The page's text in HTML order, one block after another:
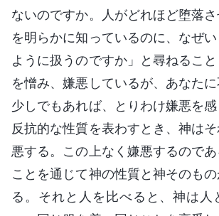
ないのですか。人がどれほど堕落
を明らかに知っているのに、なぜ
ように扱うのですか」と尋ねるこ
を憎み、嫌悪しているが、あなた
少しでもあれば、とりわけ嫌悪を
反抗的な性質を表わすとき、神は
悪する。この上なく嫌悪するので
ことを通じて神の性質と神そのも
る。それと人を比べると、神は人